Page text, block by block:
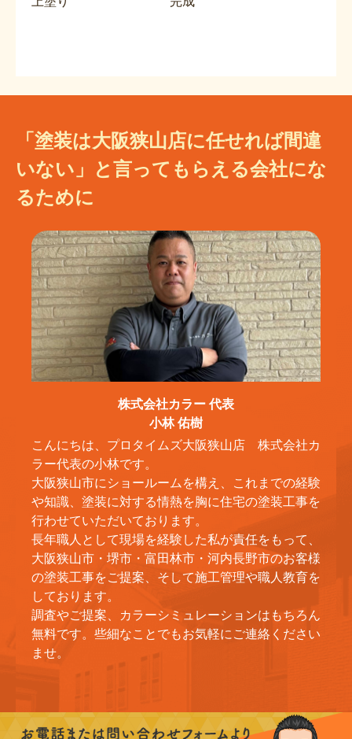
「塗装は大阪狭山店に任せれば間違
いない」と言ってもらえる会社にな
るために
株式会社カラー 代表
小林 佑樹
こんにちは、プロタイムズ大阪狭山店 株式会社カ
ラー代表の小林です。
大阪狭山市にショールームを構え、これまでの経験
や知識、塗装に対する情熱を胸に住宅の塗装工事を
行わせていただいております。
長年職人として現場を経験した私が責任をもって、
大阪狭山市・堺市・富田林市・河内長野市のお客様
の塗装工事をご提案、そして施工管理や職人教育を
しております。
調査やご提案、カラーシミュレーションはもちろん
無料です。些細なことでもお気軽にご連絡ください
ませ。